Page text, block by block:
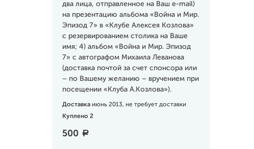
два лица, отправленное на Ваш e-mail)
на презентацию альбома «Война и Мир.
Эпизод 7» в «Клубе Алексея Козлова»
с резервированием столика на Ваше
имя; 4) альбом «Война и Мир. Эпизод
7» с автографом Михаила Леванова
(доставка почтой за счет спонсора или
– по Вашему желанию – вручением при
посещении «Клуба А.Козлова»).
Доставка июнь 2013, не требует доставки
Куплено 2
500 a